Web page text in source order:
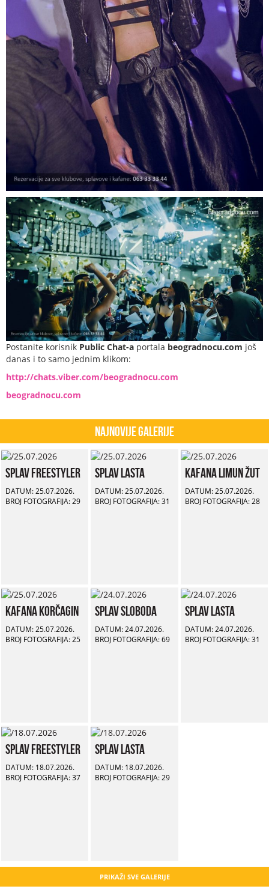
Postanite korisnik Public Chat-a portala beogradnocu.com još
danas i to samo jednim klikom:
http://chats.viber.com/beogradnocu.com
beogradnocu.com
Najnovije Galerije
Splav Freestyler
DATUM: 25.07.2026.
BROJ FOTOGRAFIJA: 29
Splav Lasta
DATUM: 25.07.2026.
BROJ FOTOGRAFIJA: 31
Kafana Limun Žut
DATUM: 25.07.2026.
BROJ FOTOGRAFIJA: 28
Kafana Korčagin
DATUM: 25.07.2026.
BROJ FOTOGRAFIJA: 25
Splav Sloboda
DATUM: 24.07.2026.
BROJ FOTOGRAFIJA: 69
Splav Lasta
DATUM: 24.07.2026.
BROJ FOTOGRAFIJA: 31
Splav Freestyler
DATUM: 18.07.2026.
BROJ FOTOGRAFIJA: 37
Splav Lasta
DATUM: 18.07.2026.
BROJ FOTOGRAFIJA: 29
PRIKAŽI SVE GALERIJE